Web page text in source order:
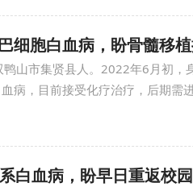
细胞白血病，盼骨髓移
山市集贤县人。2022年6月初，
病，目前接受化疗治疗，后期需
白血病，盼早日重返校园